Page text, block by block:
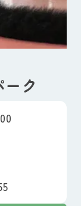
ク